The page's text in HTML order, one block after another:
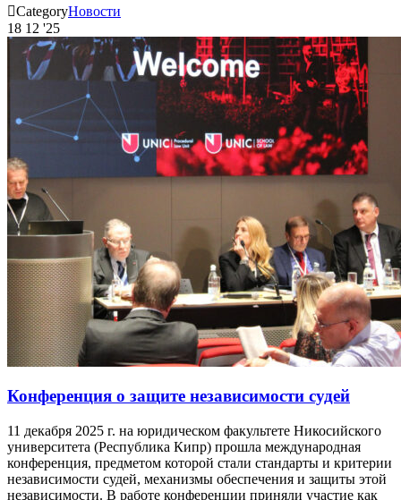
CategoryНовости
18 12 '25
Конференция о защите независимости судей
11 декабря 2025 г. на юридическом факультете Никосийского
университета (Республика Кипр) прошла международная
конференция, предметом которой стали стандарты и критерии
независимости судей, механизмы обеспечения и защиты этой
независимости. В работе конференции приняли участие как